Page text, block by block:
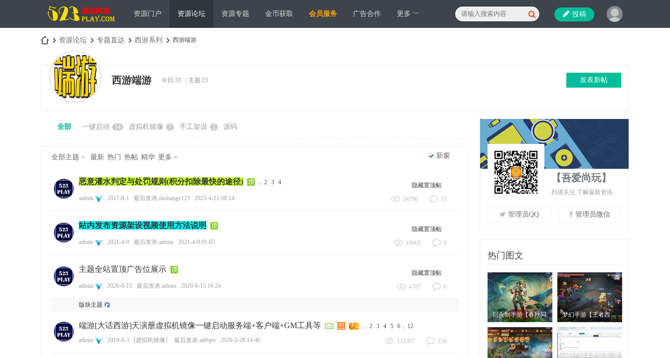
资源门户 资源论坛 资源专题 金币获取 会员服务 广告合作 更多 ﹀ 投稿
资源论坛
›
专题直达
›
西游系列
›
西游端游
西游端游 今日:33 主题:23 发表新帖
全部 一键启动 14 虚拟机镜像 7 手工架设 2 源码
新窗
全部主题 最新 热门 热帖 精华 更多
隐藏置顶帖
恶意灌水判定与处罚规则(积分扣除最快的途径) ... 2 3 4
admin 2017-8-1 最后发表:dashange123 2025-4-21 08:14 24796 73
隐藏置顶帖
站内发布资源架设视频使用方法说明
admin 2021-4-9 最后发表:admin 2021-4-9 01:05 10665 0
隐藏置顶帖
主题全站置顶广告位展示
admin 2020-6-15 最后发表:admin 2020-6-15 16:24 4787 0
版块主题
端游[大话西游]天演册虚拟机镜像一键启动服务端+客户端+GM工具等 ... 2 3 4 5 6 .. 12
admin
2019-9-3 [虚拟机镜像] 最后发表:aibbjee 2026-2-28 14:46 132307 226
【吾爱尚玩】
扫描关注,了解最新资讯
管理员QQ 管理员微信
EMAIL：Email@523Play.Com
永久域名：Www.523Play.Com
热门图文
回合制手游【春秋问
镜像
梦幻手游【王者西
户端源